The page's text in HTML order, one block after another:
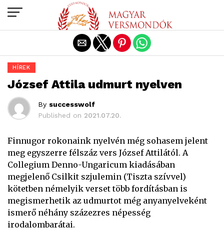
HÍREK
József Attila udmurt nyelven
By successwolf
Published on 2021.07.20.
Finnugor rokonaink nyelvén még sohasem jelent
meg egyszerre félszáz vers József Attilától. A
Collegium Denno-Ungaricum kiadásában
megjelenő Csilkit szjulemin (Tiszta szívvel)
kötetben némelyik verset több fordításban is
megismerhetik az udmurtot még anyanyelveként
ismerő néhány százezres népesség
irodalombarátai.
Exit mobile version